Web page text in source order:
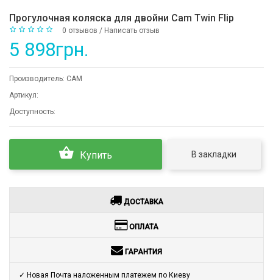
Прогулочная коляска для двойни Cam Twin Flip
0 отзывов / Написать отзыв
5 898грн.
Производитель: CAM
Артикул:
Доступность:
Купить В закладки
ДОСТАВКА
ОПЛАТА
ГАРАНТИЯ
✓ Новая Почта наложенным платежем по Киеву